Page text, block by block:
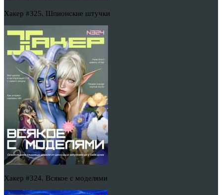
Хакер #325. Шпионские штучки
Хакер #324. Всякое с моделями